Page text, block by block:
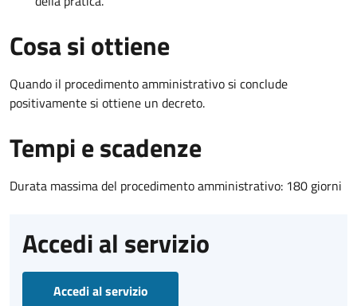
Cosa si ottiene
Quando il procedimento amministrativo si conclude
positivamente si ottiene un decreto.
Tempi e scadenze
Durata massima del procedimento amministrativo: 180 giorni
Accedi al servizio
Accedi al servizio